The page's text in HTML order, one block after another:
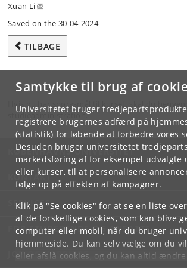
Samtykke til brug af
Universitetet bruger
registrere brugernes adfærd på
(statistik) for løbende at forbedre vores
Desuden bruger universitetet
markedsføring af for eksempel udvalgte
eller kurser, til at personalisere
følge op på effekten af kampagner.
Klik på "Se cookies" for at se en liste
af de forskellige cookies, som kan blive
computer eller mobil, når du bruger
hjemmeside. Du kan selv vælge om du
eller afslå cookies, og du kan altid
Xuan Li
Saved on the 30-04-2024
TILBAGE
Hvis du har spørgsmål til kurset, skal du
studieadministration.
KØBENHAVNS UNIVERSITET
KONTAKT
SERVICES
FOR STUDERENDE OG ANSATTE
JOB OG KARRIERE